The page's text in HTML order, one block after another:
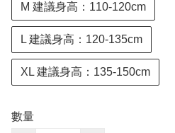
M 建議身高：110-120cm
L 建議身高：120-135cm
XL 建議身高：135-150cm
數量